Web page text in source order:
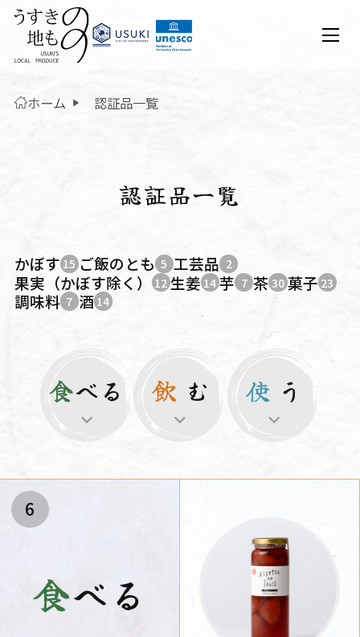
ホーム 認証品一覧
認証品一覧
かぼす 15 ご飯のとも 5 工芸品 2
果実（かぼす除く） 12生姜 14 芋 7 茶30菓子 23
調味料 7 酒 14
食べる 飲 む 使 う
6
食べる